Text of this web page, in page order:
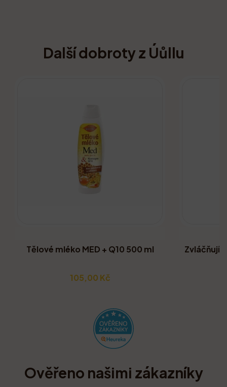
Další dobroty z Úůllu
Tělové mléko MED + Q10 500 ml
105,00 Kč
Ověřeno našimi zákazníky